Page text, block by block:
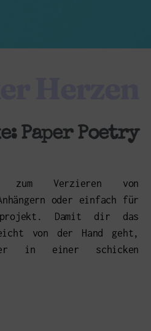
Paper Poetry
zum Verzieren von
oder einfach für
Damit dir das
von der Hand geht,
in einer schicken